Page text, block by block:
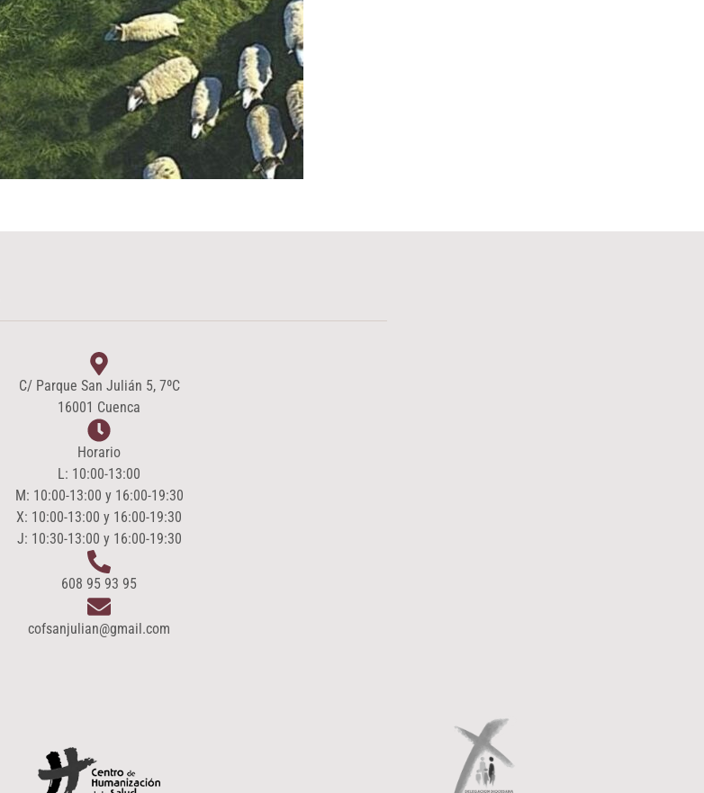
C/ Parque San Julián 5, 7ºC
16001 Cuenca
Horario
L: 10:00-13:00
M: 10:00-13:00 y 16:00-19:30
X: 10:00-13:00 y 16:00-19:30
J: 10:30-13:00 y 16:00-19:30
608 95 93 95
cofsanjulian@gmail.com